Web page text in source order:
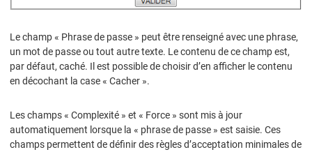
Le champ « Phrase de passe » peut être renseigné avec une phrase,
un mot de passe ou tout autre texte. Le contenu de ce champ est,
par défaut, caché. Il est possible de choisir d’en afficher le contenu
en décochant la case « Cacher ».
Les champs « Complexité » et « Force » sont mis à jour
automatiquement lorsque la « phrase de passe » est saisie. Ces
champs permettent de définir des règles d’acceptation minimales de